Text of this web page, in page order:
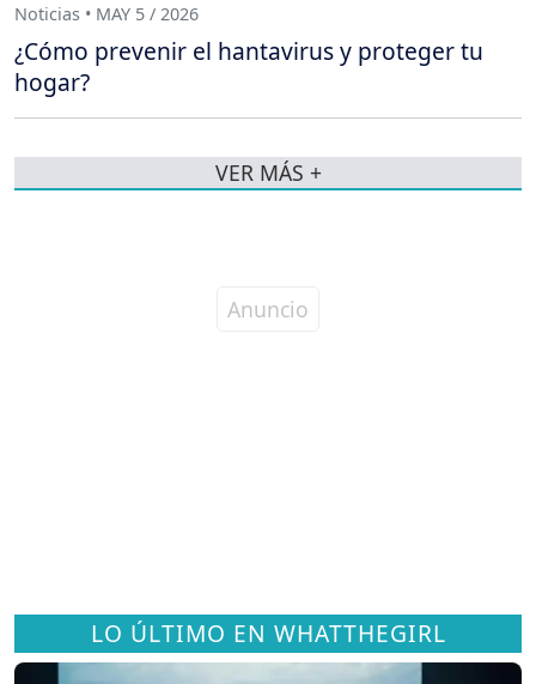
LO ÚLTIMO EN WHATTHEGIRL
Noticias • MAY 5 / 2026
¿Cómo prevenir el hantavirus y proteger tu
hogar?
VER MÁS +